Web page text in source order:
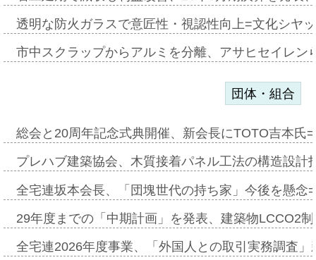
透明な防火ガラスで意匠性・視認性向上=文化シヤ
市中スクラップからアルミを分離、アサヒセイレ
団体・組合
総会と20周年記念式典開催、新会長にTOTO吉本氏
プレハブ建築協会、木質接着パネル工法の構造設
全宅連坂本会長、「団塊世代の持ち家」今後を懸
29年度までの「中期計画」を発表、建築物LCCO2
全宅連2026年度事業、「外国人との取引実務調査